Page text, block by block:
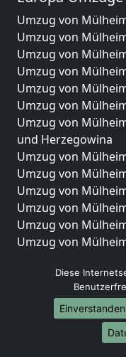
Umzug von
Umzug von
Umzug von
Umzug von
Umzug von
Umzug von
Umzug von
und Herzegowina
Umzug von
Umzug von
Umzug von
Umzug von
Umzug von
Umzug von
Umzug von
Umzug von
Umzug von
Umzug von
Umzug von
Diese
Einverstanden